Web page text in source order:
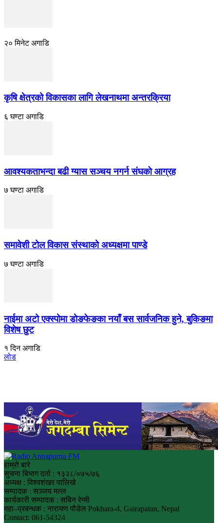
२० मिनेट अगाडि
कृषि क्षेत्रको विकासका लागि लेखनाथमा अन्तरक्रिया
६ घण्टा अगाडि
आवश्यकताभन्दा बढी ग्यास सञ्चय नगर्न संघकाे आग्रह
७ घण्टा अगाडि
समावेशी टोल विकास संस्थाको अध्यक्षमा पाण्डे
७ घण्टा अगाडि
नाईमा अटो एक्स्पोमा डोङफेङका नयाँ बस सार्वजनिक हुने, बुकिङमा
विशेष छुट
१ दिन अगाडि
लोड
हाम्रो बारे
सुचना बिभाग दर्ता : १३२८/०७५/७६
अध्यक्ष : विश्वशंखर पालिखे
सम्पादक : सञ्जय मल्ल
कार्यकारी सम्पादक : सबिन रेग्मी
महा–प्रबन्धक : नारायण पौडेल Pokhara-4, Gairapatan, Nepal
Contact: 061-54324